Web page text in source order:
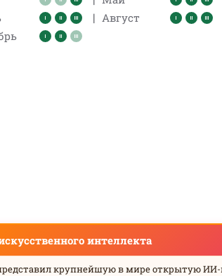
| Август
интеллекта
крупнейшую в мире открытую